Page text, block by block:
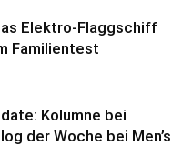
Elektro-Flaggschiff
Familientest
Kolumne bei
der Woche bei Men’s